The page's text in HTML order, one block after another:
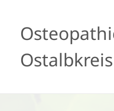
Ostalbkreis